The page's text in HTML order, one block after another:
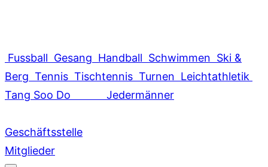
Fussball Gesang Handball Schwimmen Ski &
Berg Tennis Tischtennis Turnen Leichtathletik
Tang Soo Do
Jedermänner
Geschäftsstelle
Mitglieder